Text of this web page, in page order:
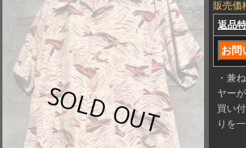
販売価
返品
・兼
ヤー
買い
りを